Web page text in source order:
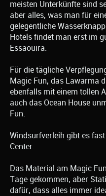
meisten Unterkünfte sind
aber alles, was man für
gelegentliche
Hotels findet man erst im
Essaouira.
Für die tägliche
Magic Fun, das Lawarma
ebenfalls mit einem tollen
auch das Ocean House
Fun.
Windsurfverleih gibt es
Center.
Das Material am Magic
Tage gekommen, aber
dafür, dass alles immer